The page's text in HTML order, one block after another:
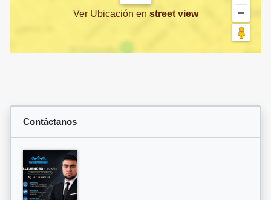
Ver Ubicación en street view
Contáctanos